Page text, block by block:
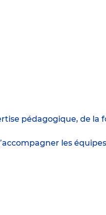
pédagogique, de
les